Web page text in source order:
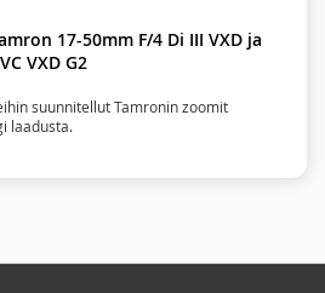
17-50mm F/4 Di III VXD ja
VXD G2
suunnitellut Tamronin zoomit
laadusta.